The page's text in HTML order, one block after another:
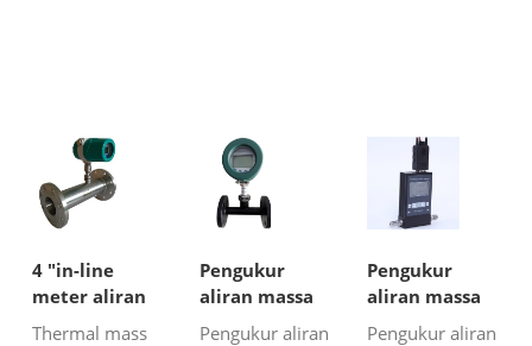
4 "in-line
meter aliran
massa termal
Thermal mass
Pengukur
aliran massa
gas termal
Pengukur aliran
Pengukur
aliran massa
termal untuk
Pengukur aliran